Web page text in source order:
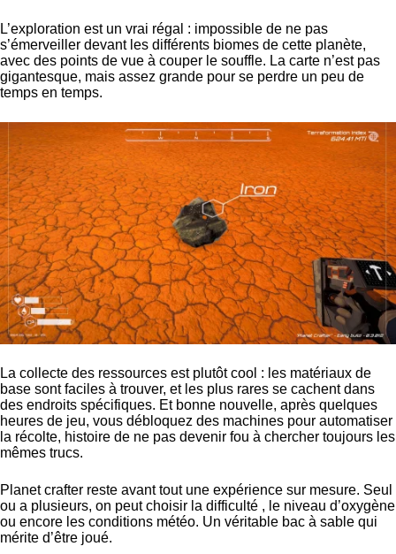
L’exploration est un vrai régal : impossible de ne pas
s’émerveiller devant les différents biomes de cette planète,
avec des points de vue à couper le souffle. La carte n’est pas
gigantesque, mais assez grande pour se perdre un peu de
temps en temps.
La collecte des ressources est plutôt cool : les matériaux de
base sont faciles à trouver, et les plus rares se cachent dans
des endroits spécifiques. Et bonne nouvelle, après quelques
heures de jeu, vous débloquez des machines pour automatiser
la récolte, histoire de ne pas devenir fou à chercher toujours les
mêmes trucs.
Planet crafter reste avant tout une expérience sur mesure. Seul
ou a plusieurs, on peut choisir la difficulté , le niveau d’oxygène
ou encore les conditions météo. Un véritable bac à sable qui
mérite d’être joué.